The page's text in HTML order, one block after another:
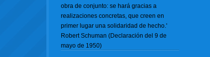
obra de conjunto: se hará gracias a
realizaciones concretas, que creen en
primer lugar una solidaridad de hecho.'
Robert Schuman (Declaración del 9 de
mayo de 1950)